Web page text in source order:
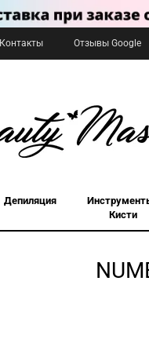
Контакты Отзывы Google
Депиляция
Кисти